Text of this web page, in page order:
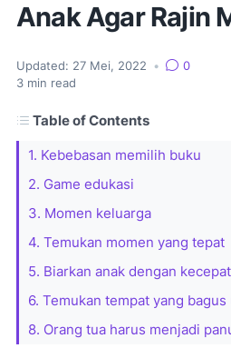
Anak Agar Rajin
Updated: 27 Mei, 2022 •
0
3 min read
Table of Contents
1. Kebebasan memilih buku
2. Game edukasi
3. Momen keluarga
4. Temukan momen yang tepat
5. Biarkan anak dengan
6. Temukan tempat yang
8. Orang tua harus menjadi